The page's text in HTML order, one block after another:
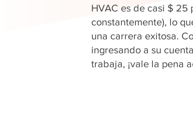
HVAC es de casi $ 25
constantemente), lo
una carrera exitosa.
ingresando a su
trabaja, ¡vale la pena